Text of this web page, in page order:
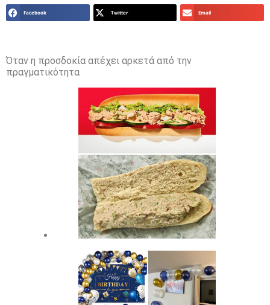
Facebook Twitter Email
Όταν η προσδοκία απέχει αρκετά από την
πραγματικότητα